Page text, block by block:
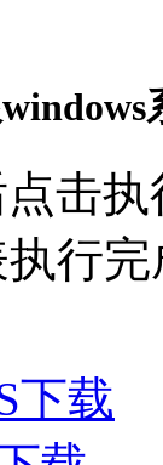
击
行完
下载